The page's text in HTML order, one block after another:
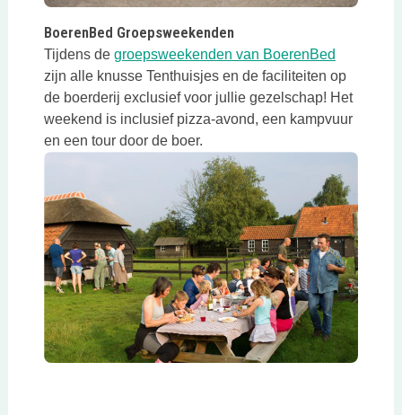
BoerenBed Groepsweekenden
Tijdens de groepsweekenden van BoerenBedDeze link
zijn alle knusse Tenthuisjes en de faciliteiten op
de boerderij exclusief voor jullie gezelschap! Het
weekend is inclusief pizza-avond, een kampvuur
en een tour door de boer.